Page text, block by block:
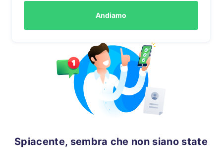
Andiamo
Spiacente, sembra che non siano state